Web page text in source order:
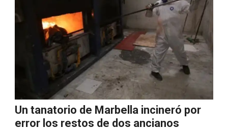
Un tanatorio de Marbella incineró por
error los restos de dos ancianos